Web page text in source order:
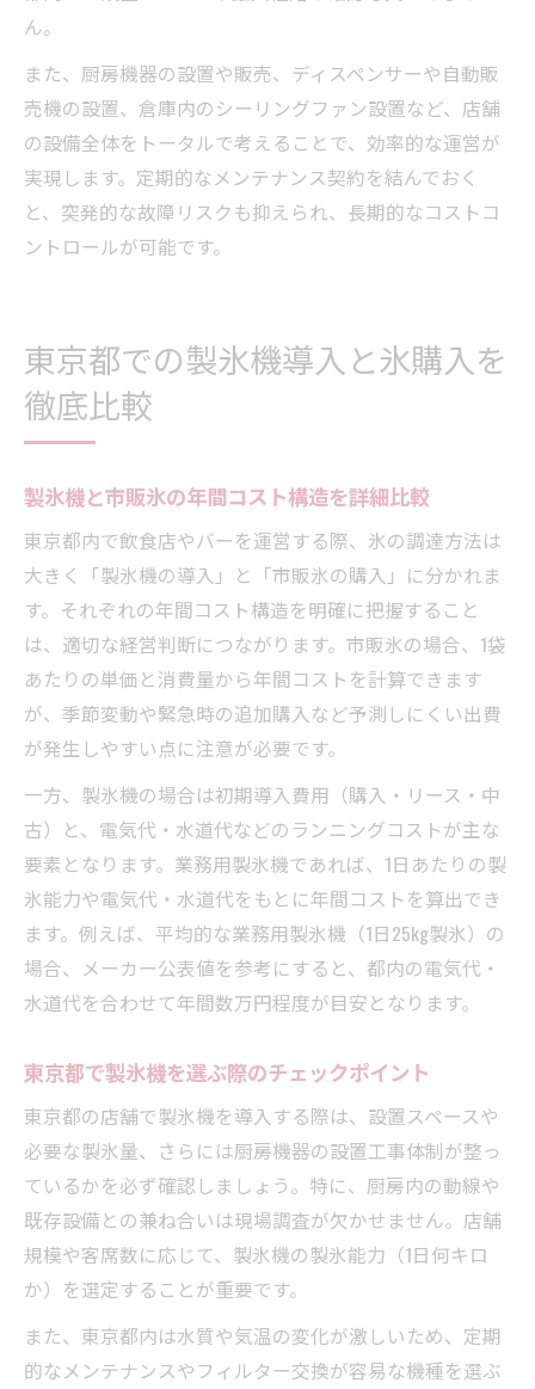
ん。
また、厨房機器の設置や販売、ディスペンサーや自動販
売機の設置、倉庫内のシーリングファン設置など、店舗
の設備全体をトータルで考えることで、効率的な運営が
実現します。定期的なメンテナンス契約を結んでおく
と、突発的な故障リスクも抑えられ、長期的なコストコ
ントロールが可能です。
東京都での製氷機導入と氷購入を
徹底比較
製氷機と市販氷の年間コスト構造を詳細比較
東京都内で飲食店やバーを運営する際、氷の調達方法は
大きく「製氷機の導入」と「市販氷の購入」に分かれま
す。それぞれの年間コスト構造を明確に把握すること
は、適切な経営判断につながります。市販氷の場合、1袋
あたりの単価と消費量から年間コストを計算できます
が、季節変動や緊急時の追加購入など予測しにくい出費
が発生しやすい点に注意が必要です。
一方、製氷機の場合は初期導入費用（購入・リース・中
古）と、電気代・水道代などのランニングコストが主な
要素となります。業務用製氷機であれば、1日あたりの製
氷能力や電気代・水道代をもとに年間コストを算出でき
ます。例えば、平均的な業務用製氷機（1日25kg製氷）の
場合、メーカー公表値を参考にすると、都内の電気代・
水道代を合わせて年間数万円程度が目安となります。
東京都で製氷機を選ぶ際のチェックポイント
東京都の店舗で製氷機を導入する際は、設置スペースや
必要な製氷量、さらには厨房機器の設置工事体制が整っ
ているかを必ず確認しましょう。特に、厨房内の動線や
既存設備との兼ね合いは現場調査が欠かせません。店舗
規模や客席数に応じて、製氷機の製氷能力（1日何キロ
か）を選定することが重要です。
また、東京都内は水質や気温の変化が激しいため、定期
的なメンテナンスやフィルター交換が容易な機種を選ぶ